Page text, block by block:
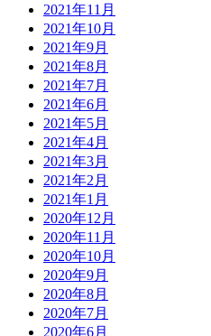
2021年11月
2021年10月
2021年9月
2021年8月
2021年7月
2021年6月
2021年5月
2021年4月
2021年3月
2021年2月
2021年1月
2020年12月
2020年11月
2020年10月
2020年9月
2020年8月
2020年7月
2020年6月